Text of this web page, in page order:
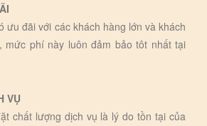
ưu đãi với các khách hàng lớn và khách
mức phí này luôn đảm bảo tôt nhất tại
VỤ
chất lượng dịch vụ là lý do tồn tại của